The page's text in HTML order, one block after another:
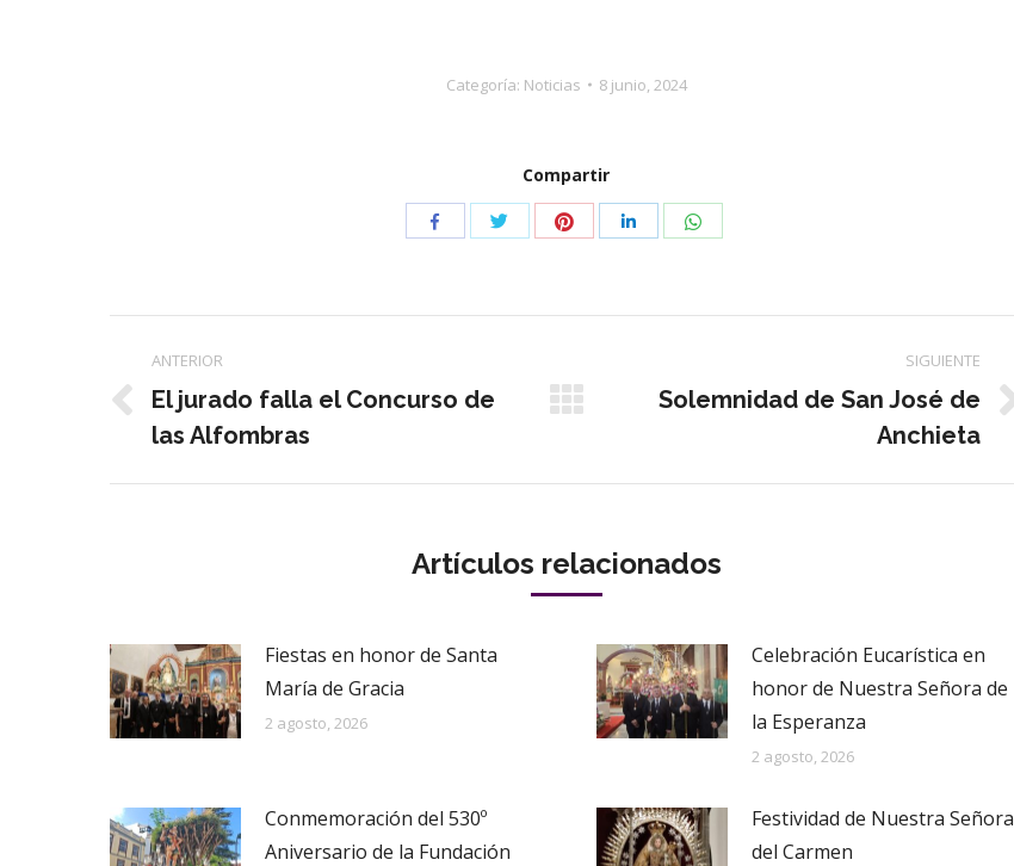
Categoría: Noticias 8 junio, 2024
Compartir
CompartirCompartirCompartirCompartirCompartir
Navegación
entre
publicaciones
ANTERIOR
Publicación
anterior:
El jurado falla el Concurso de
las Alfombras
SIGUIENTE
Publicación
Solemnidad de San José de
Anchieta
Artículos relacionados
Fiestas en honor de Santa
María de Gracia
2 agosto, 2026
Celebración Eucarística en
honor de Nuestra Señora de
la Esperanza
2 agosto, 2026
Conmemoración del 530º
Aniversario de la Fundación
Festividad de Nuestra Señora
del Carmen